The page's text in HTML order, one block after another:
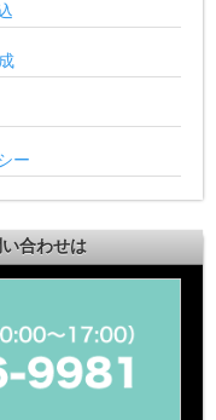
ー
合わせは